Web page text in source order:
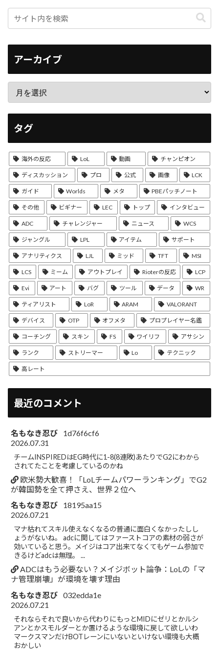
アーカイブ
タグ
海外の反応 LoL 動画 チャンピオン
ディスカッション プロ 公式 画像 LCK
ガイド Worlds メタ PBEパッチノート
その他 ビギナー LEC トップ インタビュー
ADC チャレンジャー ニュース WCS
ジャングル LPL アイテム サポート
アナリティクス LJL ミッド TFT MSI
LCS ミーム アウトプレイ Rioterの反応 LCP
Evi アート バグ ツール データ WR
ティアリスト LoR ARAM VALORANT
デバイス OTP オフメタ プロプレイヤー名鑑
コーチング スキン FS ワイリフ アサシン
ランク ストリーマー Lo テクニック
高レート
最近のコメント
名もなき忍び
1d76f6cf6
2026.07.31
チームINSPIREDはEG時代に1-8(8連敗)あたりでG2にわから
されてたことを考慮しているのかね
欧米勢大歓喜！「LoLチームパワーランキング」でG2
が韓国勢を全て押さえ、世界２位へ
名もなき忍び
18195aa15
2026.07.21
マナ枯れてスキル使えなくなるの普通に面白くなかったしし
ょうがないね。 adcに関してはファーストコアの素材の弱さが
効いていると思う。メイジはコア出来てなくてもゲーム参加で
きるけどadcは無理。 ...
ADCはもう必要ない？メイジボット論争：LoLの「マ
ナ管理崩壊」が環境を壊す理由
名もなき忍び 032edda1e
2026.07.21
それならそれで良いから代わりにもっとMIDにゼリとかルシ
アンとかスモルダーとか置けるような環境に戻して欲しいわ
マークスマンだけBOTレーンにいないといけない環境も大概
おかしい